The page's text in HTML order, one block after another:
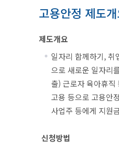
고용안정 제도
제도개요
일자리 함께하기, 취
으로 새로운 일자리
출) 근로자 육아휴직
고용 등으로 고용안
사업주 등에게 지원
신청방법